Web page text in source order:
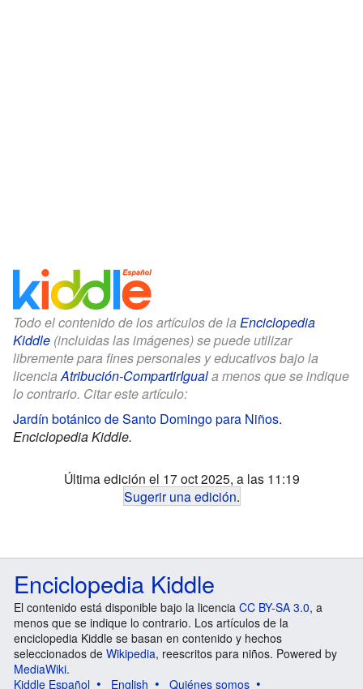
Todo el contenido de los artículos de la Enciclopedia
Kiddle (incluidas las imágenes) se puede utilizar
libremente para fines personales y educativos bajo la
licenciaAtribución-CompartirIguala menos que se indique
lo contrario. Citar este artículo:
Jardín botánico de Santo Domingo para Niños.
Enciclopedia Kiddle.
Última edición el 17 oct 2025, a las 11:19
Sugerir una edición.
Enciclopedia Kiddle
El contenido está disponible bajo la licencia CC BY-SA 3.0, a
menos que se indique lo contrario. Los artículos de la
enciclopedia Kiddle se basan en contenido y hechos
seleccionados de Wikipedia, reescritos para niños. Powered by
MediaWiki.
Kiddle Español
English Quiénes somos